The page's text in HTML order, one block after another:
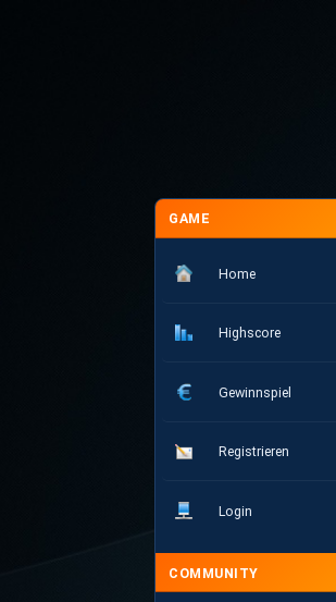
GAME
Home
Highscore
Gewinnspiel
Registrieren
Login
COMMUNITY